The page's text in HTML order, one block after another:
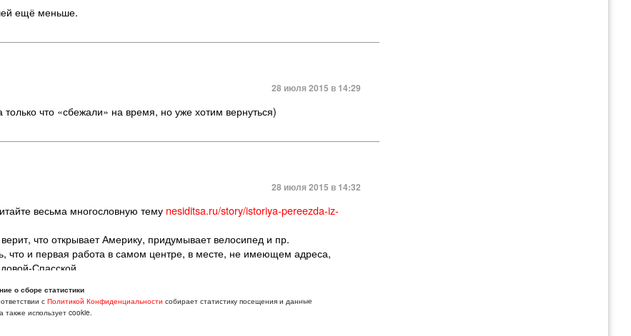
ещё меньше.
28 июля 2015 в 14:29
что «сбежали» на время, но уже хотим вернуться)
28 июля 2015 в 14:32
весьма многословную тему nesiditsa.ru/story/istoriya-pereezda-iz-
что открывает Америку, придумывает велосипед и пр.
что и первая работа в самом центре, в месте, не имеющем адреса,
Спасской.
попросту не существует на данный момент.
часть года в Болгарии. В Москве оставляем недвижимость, которая
детьми.
радует, что молодая семья готова к переменам!
о сборе статистики
с Политикой Конфиденциальности собирает статистику посещения и данные
также использует cookie.